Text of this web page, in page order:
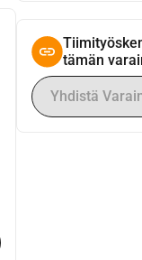
tämän
Yhdistä